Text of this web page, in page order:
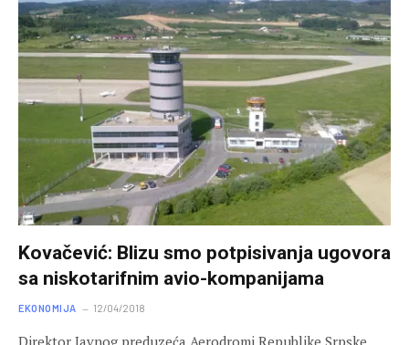
Kovačević: Blizu smo potpisivanja ugovora
sa niskotarifnim avio-kompanijama
EKONOMIJA 12/04/2018
Direktor Јavnog preduzeća Aerodromi Republike Srpske